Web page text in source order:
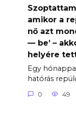
amikor a
nő azt
— be’ –
helyére
Egy
hatórás
0 49